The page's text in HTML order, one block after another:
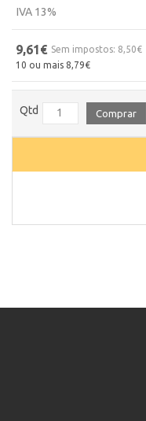
IVA 13%
9,61€ Sem impostos: 8,50€
10 ou mais 8,79€
Qtd Comprar